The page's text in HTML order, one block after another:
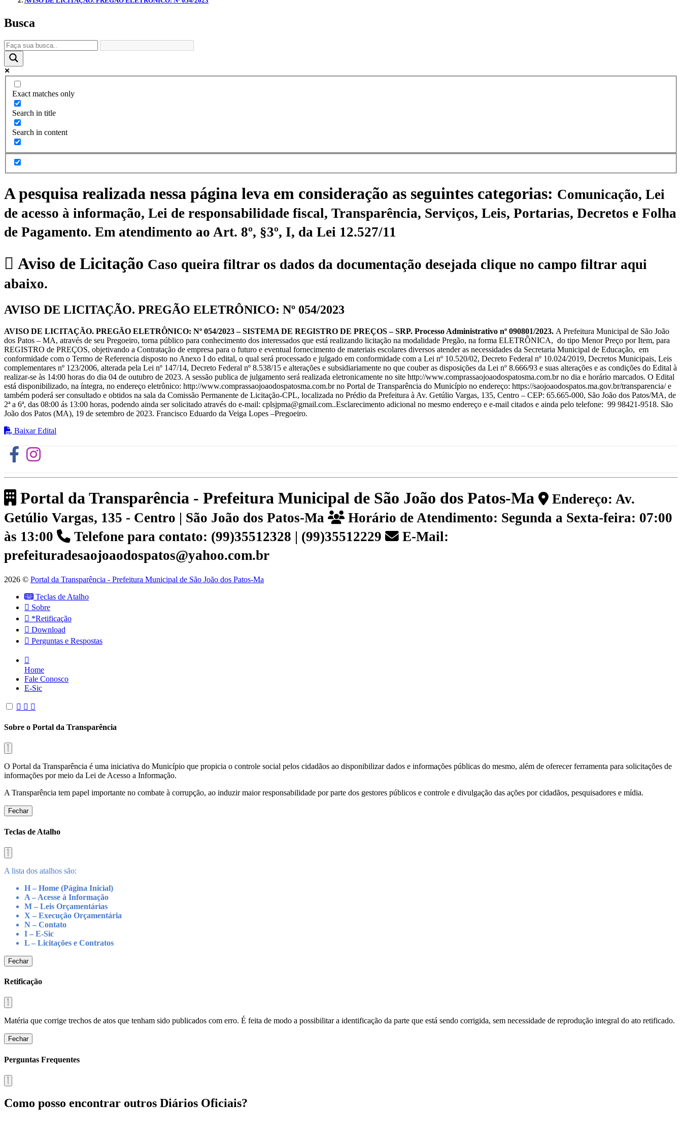
Busca
Exact matches only
Search in title
Search in content
A pesquisa realizada nessa página leva em consideração as seguintes categorias: Comunicação, Lei
de acesso à informação, Lei de responsabilidade fiscal, Transparência, Serviços, Leis, Portarias, Decretos e Folha
de Pagamento. Em atendimento ao Art. 8º, §3º, I, da Lei 12.527/11
Aviso de Licitação Caso queira filtrar os dados da documentação desejada clique no campo filtrar aqui
abaixo.
AVISO DE LICITAÇÃO. PREGÃO ELETRÔNICO: Nº 054/2023
AVISO DE LICITAÇÃO. PREGÃO ELETRÔNICO: Nº 054/2023 – SISTEMA DE REGISTRO DE PREÇOS – SRP. Processo Administrativo nº 090801/2023. A Prefeitura Municipal de São João
dos Patos – MA, através de seu Pregoeiro, torna público para conhecimento dos interessados que está realizando licitação na modalidade Pregão, na forma ELETRÔNICA, do tipo Menor Preço por Item, para
REGISTRO de PREÇOS, objetivando a Contratação de empresa para o futuro e eventual fornecimento de materiais escolares diversos atender as necessidades da Secretaria Municipal de Educação, em
conformidade com o Termo de Referencia disposto no Anexo I do edital, o qual será processado e julgado em conformidade com a Lei nº 10.520/02, Decreto Federal nº 10.024/2019, Decretos Municipais, Leis
complementares nº 123/2006, alterada pela Lei nº 147/14, Decreto Federal nº 8.538/15 e alterações e subsidiariamente no que couber as disposições da Lei nº 8.666/93 e suas alterações e as condições do Edital à
realizar-se às 14:00 horas do dia 04 de outubro de 2023. A sessão publica de julgamento será realizada eletronicamente no site http://www.comprassaojoaodospatosma.com.br no dia e horário marcados. O Edital
está disponibilizado, na íntegra, no endereço eletrônico: http://www.comprassaojoaodospatosma.com.br no Portal de Transparência do Município no endereço: https://saojoaodospatos.ma.gov.br/transparencia/ e
também poderá ser consultado e obtidos na sala da Comissão Permanente de Licitação-CPL, localizada no Prédio da Prefeitura à Av. Getúlio Vargas, 135, Centro – CEP: 65.665-000, São João dos Patos/MA, de
2ª a 6ª, das 08:00 ás 13:00 horas, podendo ainda ser solicitado através do e-mail: cplsjpma@gmail.com..Esclarecimento adicional no mesmo endereço e e-mail citados e ainda pelo telefone: 99 98421-9518. São
João dos Patos (MA), 19 de setembro de 2023. Francisco Eduardo da Veiga Lopes –Pregoeiro.
Baixar Edital
Portal da Transparência - Prefeitura Municipal de São João dos Patos-Ma
Endereço: Av.
Getúlio Vargas, 135 - Centro | São João dos Patos-Ma
Horário de Atendimento: Segunda a Sexta-feira: 07:00
às 13:00
Telefone para contato: (99)35512328 | (99)35512229
E-Mail:
prefeituradesaojoaodospatos@yahoo.com.br
2026 © Portal da Transparência - Prefeitura Municipal de São João dos Patos-Ma
Teclas de Atalho
Sobre
*Retificação
Download
Perguntas e Respostas
Home
Fale Conosco
E-Sic
Sobre o Portal da Transparência
O Portal da Transparência é uma iniciativa do Município que propicia o controle social pelos cidadãos ao disponibilizar dados e informações públicas do mesmo, além de oferecer ferramenta para solicitações de
informações por meio da Lei de Acesso a Informação.
A Transparência tem papel importante no combate à corrupção, ao induzir maior responsabilidade por parte dos gestores públicos e controle e divulgação das ações por cidadãos, pesquisadores e mídia.
Fechar
Teclas de Atalho
A lista dos atalhos são:
H – Home (Página Inicial)
A – Acesse à Informação
M – Leis Orçamentárias
X – Execução Orçamentária
N – Contato
I – E-Sic
L – Licitações e Contratos
Fechar
Retificação
Matéria que corrige trechos de atos que tenham sido publicados com erro. É feita de modo a possibilitar a identificação da parte que está sendo corrigida, sem necessidade de reprodução integral do ato retificado.
Fechar
Perguntas Frequentes
Como posso encontrar outros Diários Oficiais?